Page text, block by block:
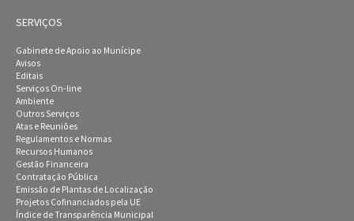
SERVIÇOS
Gabinete de Apoio ao Munícipe
Avisos
Editais
Serviços On-line
Ambiente
Outros Serviços
Atas e Reuniões
Regulamentos e Normas
Recursos Humanos
Gestão Financeira
Contratação Pública
Emissão de Plantas de Localização
Projetos Cofinanciados pela UE
Índice de Transparência Municipal